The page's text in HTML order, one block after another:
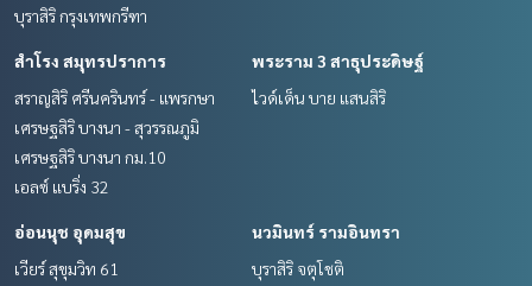
บุราสิริ กรุงเทพกรีฑา
สำโรง สมุทรปราการ
สราญสิริ ศรีนครินทร์ - แพรกษา
เศรษฐสิริ บางนา - สุวรรณภูมิ
เศรษฐสิริ บางนา กม.10
เอลซ์ แบริ่ง 32
พระราม 3 สาธุประดิษฐ์
ไวด์เด็น บาย แสนสิริ
อ่อนนุช อุดมสุข
เวียร์ สุขุมวิท 61
นวมินทร์ รามอินทรา
บุราสิริ จตุโชติ